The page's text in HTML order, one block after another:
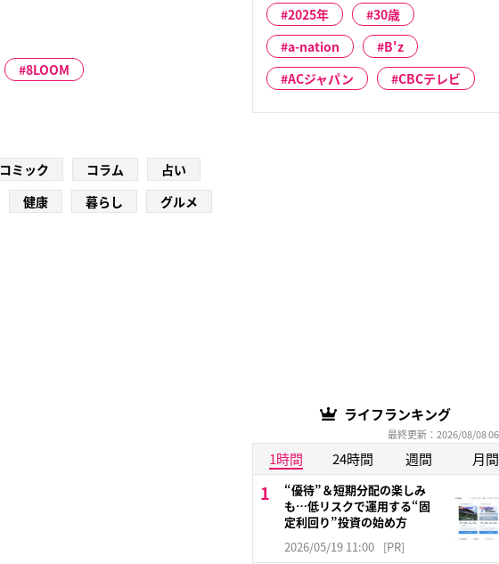
8LOOM
コミック コラム
占い
健康 暮らし グルメ
2025年
30歳
a-nation
B'z
ACジャパン
CBCテレビ
ライフランキング
最終更新：2026/08/08
1時間 24時間 週間 月間
“優待”＆短期分配の楽しみ
も…低リスクで運用する“固
定利回り”投資の始め方
2026/05/19 11:00 [PR]